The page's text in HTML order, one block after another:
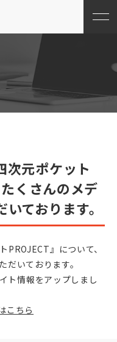
次元ポケット
くさんのメデ
ております。
PROJECT』について、
だいております。
ト情報をアップしまし
こちら